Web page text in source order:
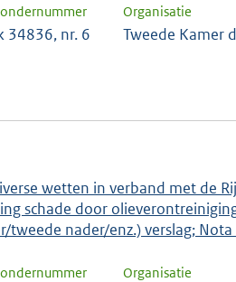
34836, nr. 6
Organisatie
Tweede Kamer
wetten in verband met de
schade door
nader/enz.) verslag;
Organisatie